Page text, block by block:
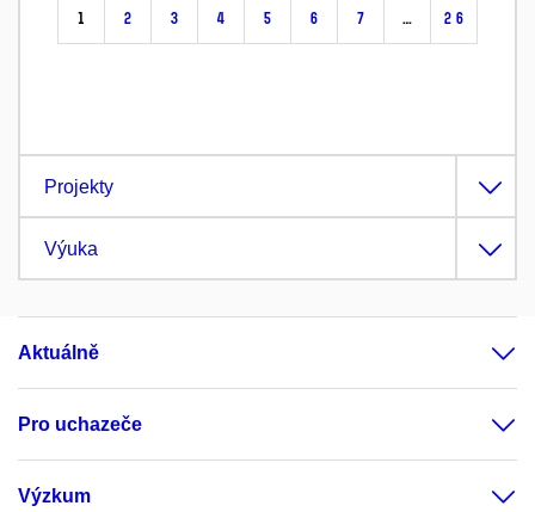
1 2 3 4 5 6 7 … 26
Projekty
Výuka
Aktuálně
Pro uchazeče
Výzkum